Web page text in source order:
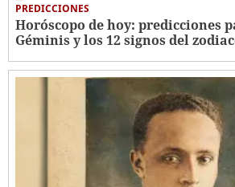
PREDICCIONES
Horóscopo de hoy: predicciones
Géminis y los 12 signos del